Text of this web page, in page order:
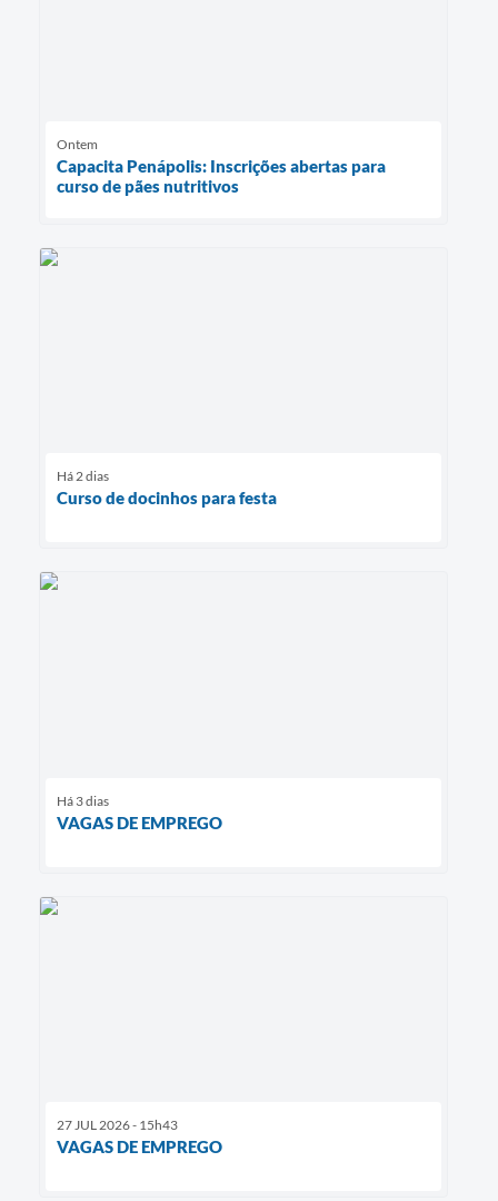
Ontem
Capacita Penápolis: Inscrições abertas para
curso de pães nutritivos
Há 2 dias
Curso de docinhos para festa
Há 3 dias
VAGAS DE EMPREGO
27 JUL 2026 - 15h43
VAGAS DE EMPREGO